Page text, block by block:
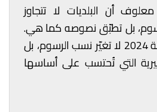
أن البلديات لا تتجاوز
بل تطبّق نصوصه كما هي.
فالمادة 36 من موازنة 2024 لا تغيّر نسب الرسوم، بل
التي تُحتسب على أساسها